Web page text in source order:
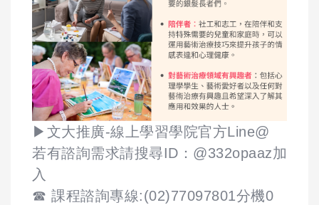
▶文大推廣-線上學習學院官方Line@
若有諮詢需求請搜尋ID：@332opaaz加
入
☎ 課程諮詢專線:(02)77097801分機0